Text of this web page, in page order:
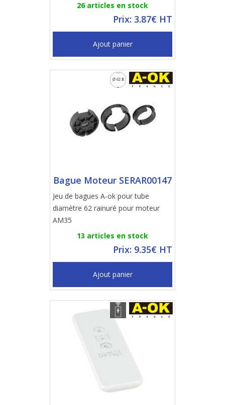
26 articles en stock
Prix: 3.87€ HT
Ajout panier
Bague Moteur SERAR00147
Jeu de bagues A-ok pour tube
diamètre 62 rainuré pour moteur
AM35
13 articles en stock
Prix: 9.35€ HT
Ajout panier